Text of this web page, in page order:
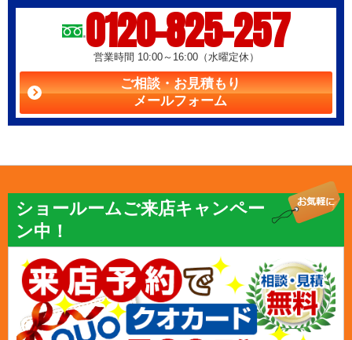
0120-825-257
営業時間 10:00～16:00（水曜定休）
ご相談・お見積もり
メールフォーム
ショールームご来店キャンペー
ン中！